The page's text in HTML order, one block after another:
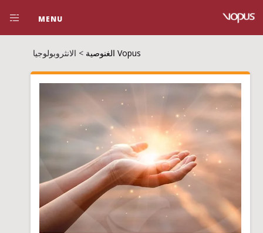
MENU
Vopus الغنوصية > الانثروبولوجيا